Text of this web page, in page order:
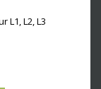
L1, L2, L3